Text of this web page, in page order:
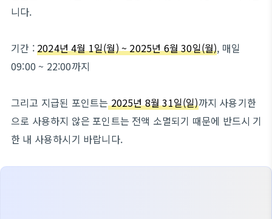
니다.
기간 :2024년 4월 1일(월) ~ 2025년 6월 30일(월), 매일
09:00 ~ 22:00까지
그리고 지급된 포인트는2025년 8월 31일(일)까지 사용기한
으로 사용하지 않은 포인트는 전액 소멸되기 때문에 반드시 기
한 내 사용하시기 바랍니다.